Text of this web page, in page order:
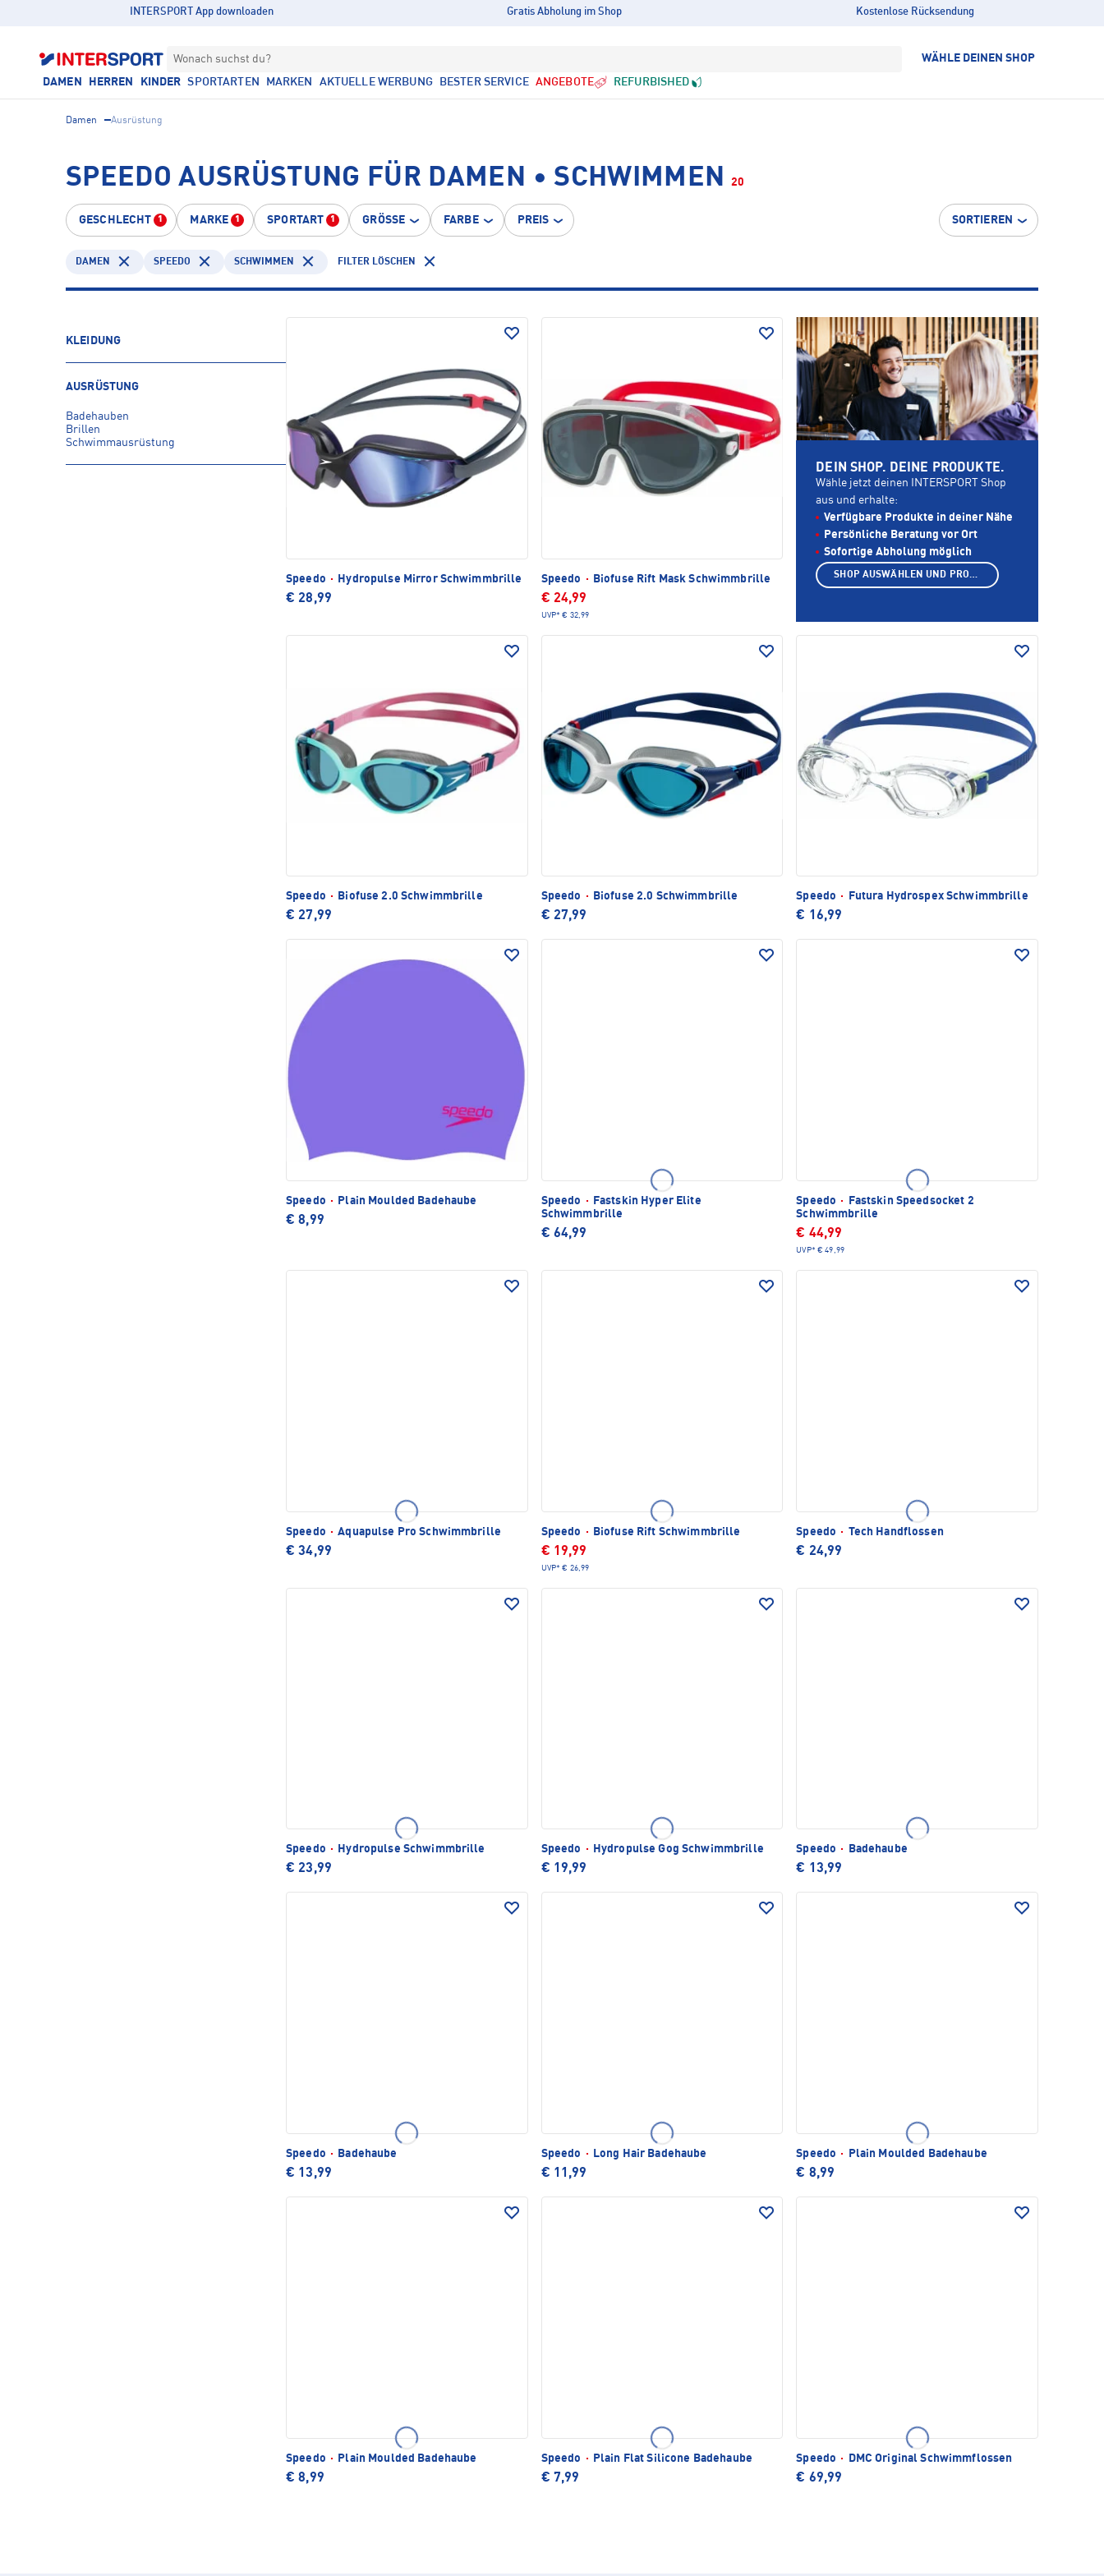
INTERSPORT App downloaden Gratis Abholung im Shop Kostenlose Rücksendung
Wonach suchst du? WÄHLE DEINEN SHOP
DAMEN HERREN KINDER SPORTARTEN MARKEN AKTUELLE WERBUNG BESTER SERVICE ANGEBOTE REFURBISHED
Damen Ausrüstung
SPEEDO AUSRÜSTUNG FÜR DAMEN • SCHWIMMEN 20
GESCHLECHT 1 MARKE 1 SPORTART 1 GRÖSSE FARBE PREIS SORTIEREN
DAMEN SPEEDO SCHWIMMEN FILTER LÖSCHEN
KLEIDUNG
AUSRÜSTUNG
Badehauben
Brillen
Schwimmausrüstung
Speedo · Hydropulse Mirror Schwimmbrille
€ 28,99
Speedo · Biofuse Rift Mask Schwimmbrille
€ 24,99
UVP* € 32,99
Speedo · Biofuse 2.0 Schwimmbrille
€ 27,99
Speedo · Biofuse 2.0 Schwimmbrille
€ 27,99
Speedo · Futura Hydrospex Schwimmbrille
€ 16,99
Speedo · Plain Moulded Badehaube
€ 8,99
Speedo ·
Fastskin Hyper Elite
Schwimmbrille
€ 64,99
Speedo ·
Fastskin Speedsocket 2
Schwimmbrille
€ 44,99
UVP* € 49,99
Speedo · Aquapulse Pro Schwimmbrille
€ 34,99
Speedo · Biofuse Rift Schwimmbrille
€ 19,99
UVP* € 26,99
Speedo · Tech Handflossen
€ 24,99
Speedo · Hydropulse Schwimmbrille
€ 23,99
Speedo · Hydropulse Gog Schwimmbrille
€ 19,99
Speedo · Badehaube
€ 13,99
Speedo · Badehaube
€ 13,99
Speedo · Long Hair Badehaube
€ 11,99
Speedo · Plain Moulded Badehaube
€ 8,99
Speedo · Plain Moulded Badehaube
€ 8,99
Speedo · Plain Flat Silicone Badehaube
€ 7,99
Speedo · DMC Original Schwimmflossen
€ 69,99
DEIN SHOP. DEINE PRODUKTE.
Wähle jetzt deinen INTERSPORT Shop
aus und erhalte:
Verfügbare Produkte in deiner Nähe
Persönliche Beratung vor Ort
Sofortige Abholung möglich
SHOP AUSWÄHLEN UND PRODUKTE ANZEIGEN